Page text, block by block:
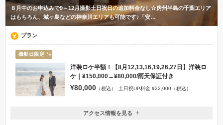
８月中のお申込みで9～12月撮影土日祝日の追加料金なし☆房州半島の千葉エリア
はもちろん、城ヶ島などの神奈川エリアも可能です♪「安…
プラン
撮影日限定
洋装ロケ半額！【8月12,13,16,19,26,27日】洋装ロ
ケ｜¥150,000→¥80,000/雨天保証付き
¥80,000 （税込） 土日祝UP料金 ¥22,000（税込）
アクセス情報を見る